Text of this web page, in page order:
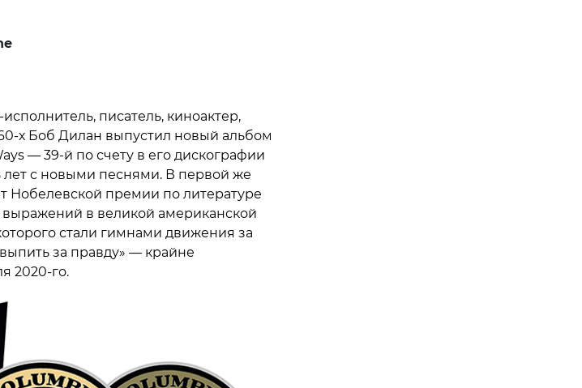
писатель, киноактер,
х Боб Дилан выпустил новый альбом
— 39-й по счету в его дискографии
лет с новыми песнями. В первой же
Нобелевской премии по литературе
выражений в великой американской
стали гимнами движения за
за правду» — крайне
2020-го.